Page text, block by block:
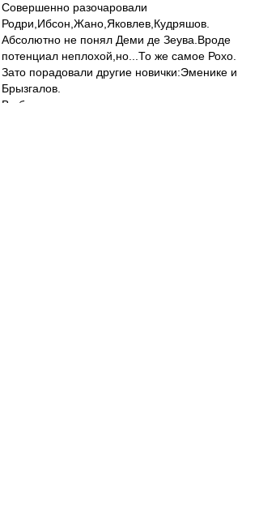
Совершенно разочаровали
Родри,Ибсон,Жано,Яковлев,Кудряшов.
Абсолютно не понял Деми де Зеува.Вроде
потенциал неплохой,но...То же самое Рохо.
Зато порадовали другие новички:Эменике и
Брызгалов.
В общем,очень неровно,тоже не выше троечки